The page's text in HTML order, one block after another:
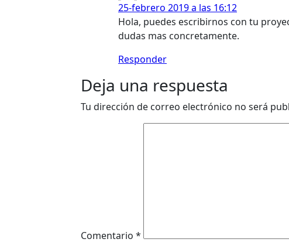
25-febrero 2019 a las 16:12
Hola, puedes escribirnos con tu
dudas mas concretamente.
Responder
Deja una respuesta
Tu dirección de correo electrónico no será
Comentario *